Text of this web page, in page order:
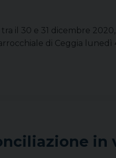
il 30 e 31 dicembre
di Ceggia lunedì
in